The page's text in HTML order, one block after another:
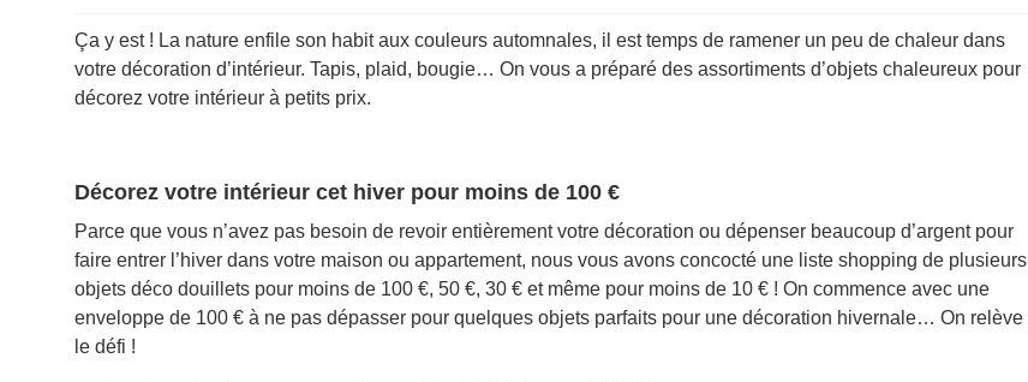
Ça y est ! La nature enfile son habit aux couleurs automnales, il est temps de ramener un peu de chaleur dans
votre décoration d’intérieur. Tapis, plaid, bougie… On vous a préparé des assortiments d’objets chaleureux pour
décorez votre intérieur à petits prix.
Décorez votre intérieur cet hiver pour moins de 100 €
Parce que vous n’avez pas besoin de revoir entièrement votre décoration ou dépenser beaucoup d’argent pour
faire entrer l’hiver dans votre maison ou appartement, nous vous avons concocté une liste shopping de plusieurs
objets déco douillets pour moins de 100 €, 50 €, 30 € et même pour moins de 10 € ! On commence avec une
enveloppe de 100 € à ne pas dépasser pour quelques objets parfaits pour une décoration hivernale… On relève
le défi !